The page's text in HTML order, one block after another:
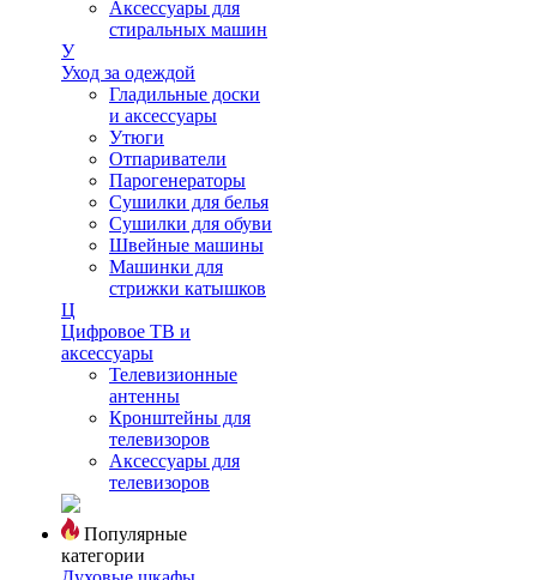
Аксессуары для
стиральных машин
У
Уход за одеждой
Гладильные доски
и аксессуары
Утюги
Отпариватели
Парогенераторы
Сушилки для белья
Сушилки для обуви
Швейные машины
Машинки для
стрижки катышков
Ц
Цифровое ТВ и
аксессуары
Телевизионные
антенны
Кронштейны для
телевизоров
Аксессуары для
телевизоров
Популярные
категории